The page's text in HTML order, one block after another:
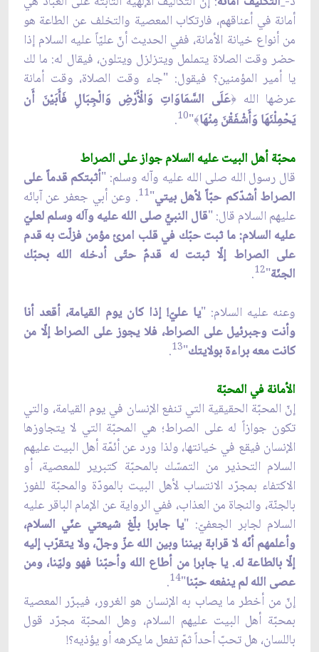
أمانة في أعناقهم، فارتكاب المعصية والتخلف عن الطاعة هو
من أنواع خيانة الأمانة، ففي الحديث أنّ عليّاً عليه السلام إذا
حضر وقت الصلاة يتململ ويتزلزل ويتلون، فيقال له: ما لك
يا أمير المؤمنين؟ فيقول: "جاء وقت الصلاة، وقت أمانة
عرضها الله ﴿عَلَى السَّمَاوَاتِ وَالْأَرْضِ وَالْجِبَالِ فَأَبَيْنَ أَن
يَحْمِلْنَهَا وَأَشْفَقْنَ مِنْهَا﴾"
10
.
محبّة أهل البيت عليه السلام جواز على الصراط
قال رسول الله صلى الله عليه وآله وسلم: "أثبتكم قدماً على
الصراط أشدّكم حبّاً لأهل بيتي"
11. وعن أبي جعفر عن آبائه
عليهم السلام قال: "قال النبيّّ صلى الله عليه وآله وسلم لعليّ
عليه السلام: ما ثبت حبّك في قلب امرئ مؤمن فزلّت به قدم
على الصراط إلّا ثبتت له قدمٌ حتّى أدخله الله بحبّك
الجنّة"
12
.
وعنه عليه السلام: "يا عليّ! إذا كان يوم القيامة، أقعد أنا
وأنت وجبرئيل على الصراط، فلا يجوز على الصراط إلّا من
كانت معه براءة بولايتك"
13
.
الأمانة في المحبّة
إنّ المحبّة الحقيقية التي تنفع الإنسان في يوم القيامة، والتي
تكون جوازاً له على الصراط؛ هي المحبّة التي لا يتجاوزها
الإنسان فيقع في خيانتها، ولذا ورد عن أئمّة أهل البيت عليهم
السلام التحذير من التمسّك بالمحبّة كتبرير للمعصية، أو
الاكتفاء بمجرّد الانتساب لأهل البيت بالمودّة والمحبّة للفوز
بالجنّة، والنجاة من العذاب، ففي الرواية عن الإمام الباقر عليه
السلام لجابر الجعفيّ: "يا جابر! بلّغ شيعتي عنّي السلام،
وأعلمهم أنّه لا قرابة بيننا وبين الله عزّ وجلّ، ولا يتقرّب إليه
إلّا بالطاعة له. يا جابر! من أطاع الله وأحبّنا فهو وليّنا، ومن
عصى الله لم ينفعه حبّنا"
14
.
إنّ من أخطر ما يصاب به الإنسان هو الغرور، فيبرّر المعصية
بمحبّة أهل البيت عليهم السلام، وهل المحبّة مجرّد قول
باللسان، هل تحبّ أحداً ثمّ تفعل ما يكرهه أو يؤذيه؟!